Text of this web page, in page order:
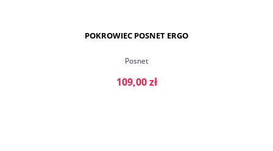
POKROWIEC POSNET ERGO
Posnet
109,00 zł